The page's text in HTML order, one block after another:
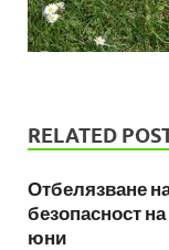
RELATED
Отбелязване
безопасност
юни